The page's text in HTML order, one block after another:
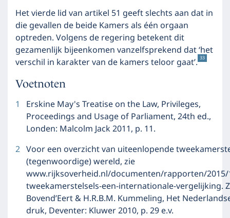
Het vierde lid van artikel 51 geeft slechts aan dat in
die gevallen de beide Kamers als één orgaan
optreden. Volgens de regering betekent dit
gezamenlijk bijeenkomen vanzelfsprekend dat ‘het
verschil in karakter van de kamers teloor gaat’. 33
Voetnoten
1
Erskine May's Treatise on the Law, Privileges,
Proceedings and Usage of Parliament, 24th ed.,
Londen: Malcolm Jack 2011, p. 11.
2 Voor een overzicht van uiteenlopende
(tegenwoordige) wereld, zie
www.rijksoverheid.nl/documenten/rapporten/
tweekamerstelsels-een-internationale-vergelijking.
Bovend’Eert & H.R.B.M. Kummeling, Het
druk, Deventer: Kluwer 2010, p. 29 e.v.